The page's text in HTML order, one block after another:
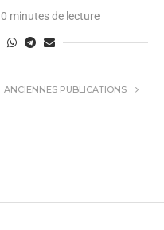
0 minutes de lecture
ANCIENNES PUBLICATIONS